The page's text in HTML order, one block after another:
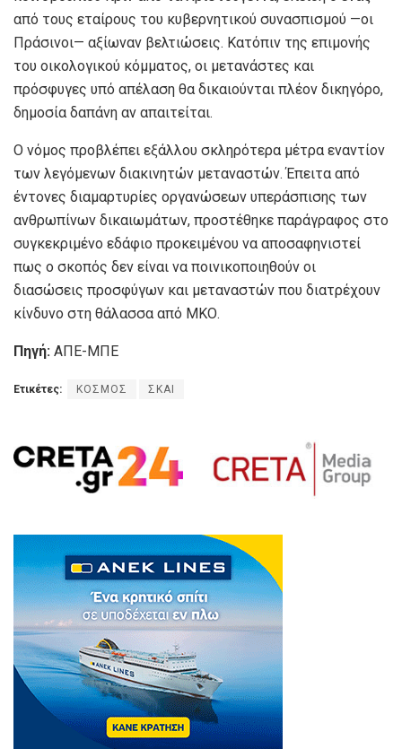
από τους εταίρους του κυβερνητικού συνασπισμού —οι
Πράσινοι— αξίωναν βελτιώσεις. Κατόπιν της επιμονής
του οικολογικού κόμματος, οι μετανάστες και
πρόσφυγες υπό απέλαση θα δικαιούνται πλέον δικηγόρο,
δημοσία δαπάνη αν απαιτείται.
Ο νόμος προβλέπει εξάλλου σκληρότερα μέτρα εναντίον
των λεγόμενων διακινητών μεταναστών. Έπειτα από
έντονες διαμαρτυρίες οργανώσεων υπεράσπισης των
ανθρωπίνων δικαιωμάτων, προστέθηκε παράγραφος στο
συγκεκριμένο εδάφιο προκειμένου να αποσαφηνιστεί
πως ο σκοπός δεν είναι να ποινικοποιηθούν οι
διασώσεις προσφύγων και μεταναστών που διατρέχουν
κίνδυνο στη θάλασσα από ΜΚΟ.
Πηγή: ΑΠΕ-ΜΠΕ
Ετικέτες: ΚΟΣΜΟΣ ΣΚΑΙ